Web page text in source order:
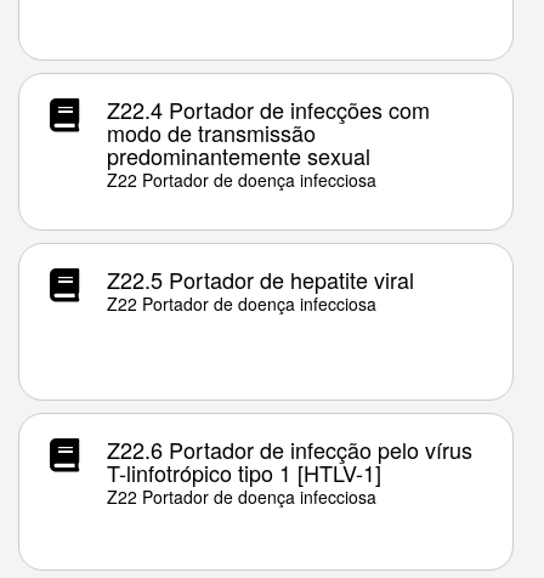
Z22.4 Portador de infecções com
modo de transmissão
predominantemente sexual
Z22 Portador de doença infecciosa
Z22.5 Portador de hepatite viral
Z22 Portador de doença infecciosa
Z22.6 Portador de infecção pelo vírus
T-linfotrópico tipo 1 [HTLV-1]
Z22 Portador de doença infecciosa